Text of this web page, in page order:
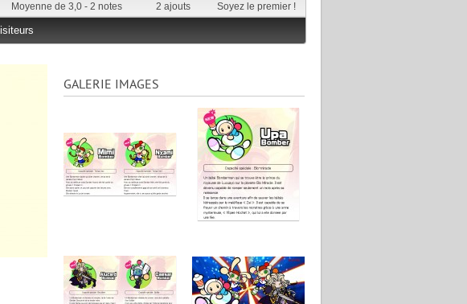
Moyenne de 3,0 - 2 notes
2 ajouts
Soyez le premier !
GALERIE IMAGES